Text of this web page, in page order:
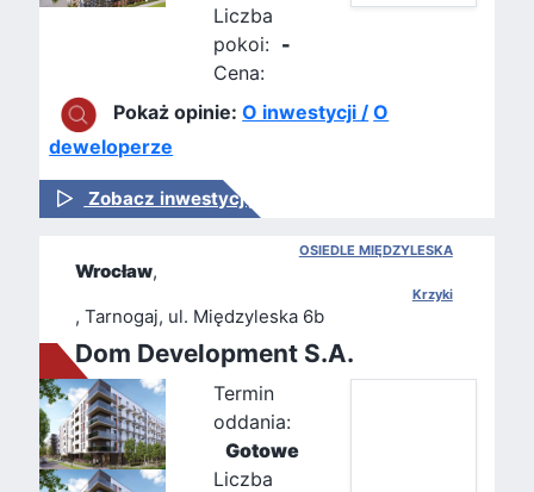
Liczba
pokoi: -
Cena:
Pokaż opinie:O inwestycji / O
deweloperze
Zobacz inwestycję
OSIEDLE MIĘDZYLESKA
Wrocław,
Krzyki
, Tarnogaj, ul. Międzyleska 6b
Dom Development S.A.
Termin
oddania:
Gotowe
Liczba